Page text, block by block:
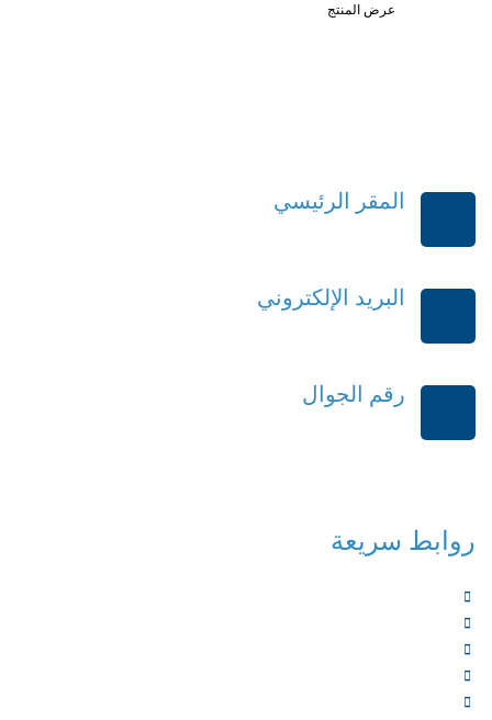
عرض المنتج
المقر الرئيسي
البريد الإلكتروني
رقم الجوال
روابط سريعة